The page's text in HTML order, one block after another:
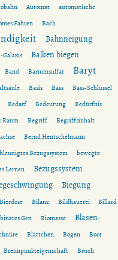
Automat
automatische
Fahren Bach
Bahnneigung
Galaxis
Balken biegen
Band Bariumsulfat Baryt
Basis Bass
Bass-Schlüssel
Bedarf Bedeutung
Bedürfnis
Raum
Begriff
Begriffsinhalt
Bernd Hentschelmann
Bezugssystem
bewegte
Lernen Bezugssystem
Biegung
Bierdose Bilanz Bildhauerei
Billard
binäres Gen Biomasse
Blasen-
Blättchen Bogen
Boot
Brennpunkteigenschaft
Bruch